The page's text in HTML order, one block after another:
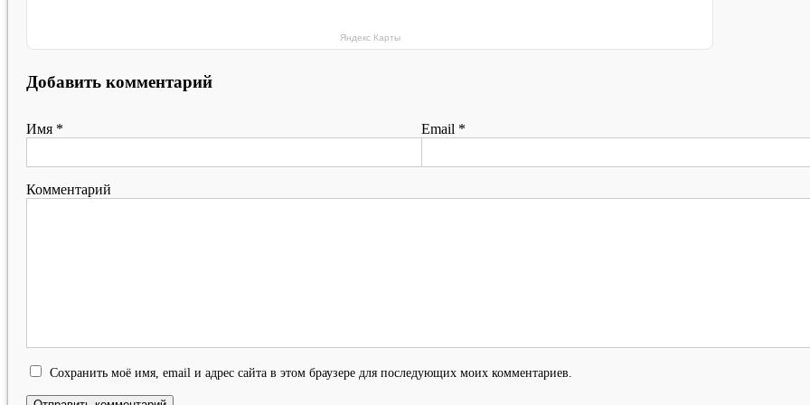
Яндекс Карты
Добавить комментарий
Имя * Email *
Комментарий
Сохранить моё имя, email и адрес сайта в этом браузере для последующих моих комментариев.